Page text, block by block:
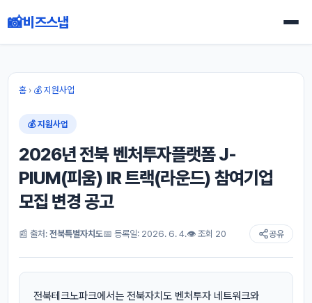
📸비즈스냅
홈› 💰 지원사업
💰 지원사업
2026년 전북 벤처투자플랫폼 J-
PIUM(피움) IR 트랙(라운드) 참여기업
모집 변경 공고
📰 출처: 전북특별자치도📅 등록일: 2026. 6. 4.👁 조회 20 공유
전북테크노파크에서는 전북자치도 벤처투자 네트워크와